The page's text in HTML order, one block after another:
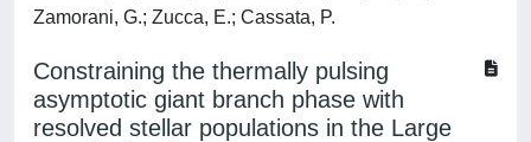
Zamorani, G.; Zucca, E.; Cassata, P.
Constraining the thermally pulsing
asymptotic giant branch phase with
resolved stellar populations in the Large